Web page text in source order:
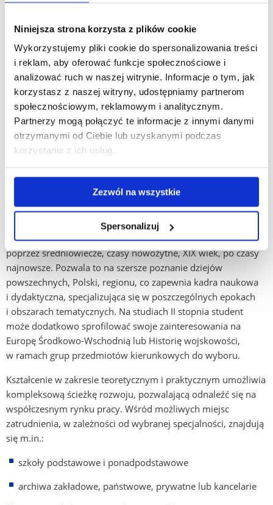
Niniejsza strona korzysta z plików cookie
Wykorzystujemy pliki cookie do spersonalizowania treści
i reklam, aby oferować funkcje społecznościowe i
analizować ruch w naszej witrynie. Informacje o tym, jak
korzystasz z naszej witryny, udostępniamy partnerom
społecznościowym, reklamowym i analitycznym.
Partnerzy mogą połączyć te informacje z innymi danymi
otrzymanymi od Ciebie lub uzyskanymi podczas
korzystania z ich usług.
Zezwól na wszystkie
Spersonalizuj
specjalność ogólnohistoryczna– pozwala na zdobycie
gruntownej wiedzy i umiejętności z zakresu historii.
Wdraża w pracę naukową historyka w ramach wybranych
obszarów badań historycznych, ze szczególnym
uwzględnieniem wiedzy i umiejętności warsztatowych.
Studia w ramach poszczególnych specjalności pozwalają na
zdobycie kompetencji zawodowych przygotowujących do
wykonywania zawodu nauczyciela w zakresie nauczania
zawodu archiwisty. Przygotowują również do prowadzenia
badań historycznych, odpowiadających określonym
zainteresowaniom i pasjom studenta. Umożliwiają
zdobywanie i poszerzanie wiedzy specjalistycznej z zakresu
poszczególnych epok historycznych, od starożytności,
poprzez średniowiecze, czasy nowożytne, XIX wiek, po czasy
najnowsze. Pozwala to na szersze poznanie dziejów
powszechnych, Polski, regionu, co zapewnia kadra naukowa
i dydaktyczna, specjalizująca się w poszczególnych epokach
i obszarach tematycznych. Na studiach II stopnia student
może dodatkowo sprofilować swoje zainteresowania na
Europę Środkowo-Wschodnią lub Historię wojskowości,
w ramach grup przedmiotów kierunkowych do wyboru.
Kształcenie w zakresie teoretycznym i praktycznym umożliwia
kompleksową ścieżkę rozwoju, pozwalającą odnaleźć się na
współczesnym rynku pracy. Wśród możliwych miejsc
zatrudnienia, w zależności od wybranej specjalności, znajdują
się m.in.:
szkoły podstawowe i ponadpodstawowe
archiwa zakładowe, państwowe, prywatne lub kancelarie